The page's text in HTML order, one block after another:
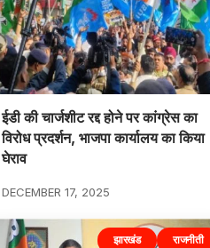
ईडी की चार्जशीट रद्द होने पर कांग्रेस का
विरोध प्रदर्शन, भाजपा कार्यालय का किया
घेराव
DECEMBER 17, 2025
झारखंड राजनीती